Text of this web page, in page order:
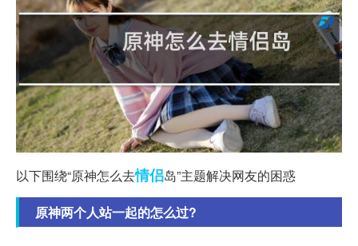
以下围绕“原神怎么去情侣岛”主题解决网友的困惑
原神两个人站一起的怎么过?